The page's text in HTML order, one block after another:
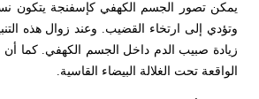
يمكن تصور الجسم الكهفي كإسفنجة يتكون
وتؤدي إلى ارتخاء القضيب. وعند زوال هذه
زيادة صبيب الدم داخل الجسم الكهفي. كما أن
الواقعة تحت الغلالة البيضاء القاسية.